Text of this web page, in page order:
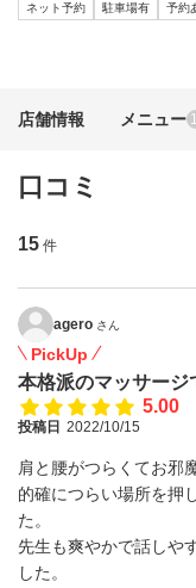
ネット予約 駐車場有 予約
店舗情報 メニュー
口コミ
15 件
agero さん
PickUp
本格派のマッサージ
5.00
投稿日 2022/10/15
肩と腰がつらくてお邪
的確につらい場所を押
た。
先生も爽やかで話しや
した。